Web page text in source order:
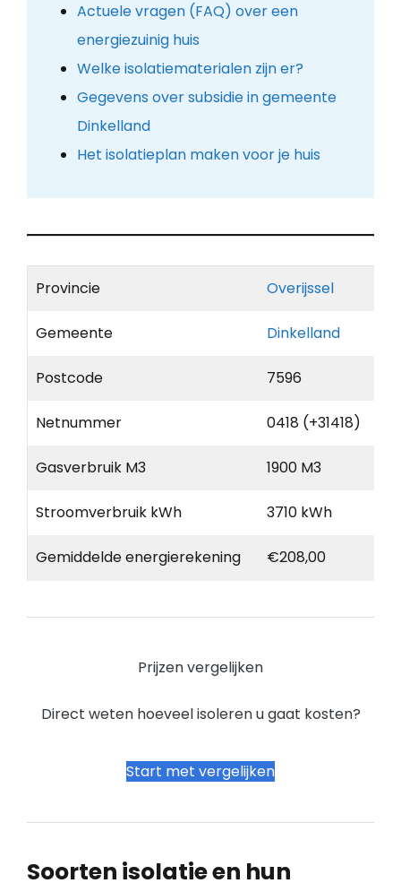
Actuele vragen (FAQ) over een
energiezuinig huis
Welke isolatiematerialen zijn er?
Gegevens over subsidie in gemeente
Dinkelland
Het isolatieplan maken voor je huis
Provincie Overijssel
Gemeente Dinkelland
Postcode 7596
Netnummer 0418 (+31418)
Gasverbruik M3 1900 M3
Stroomverbruik kWh 3710 kWh
Gemiddelde energierekening €208,00
Prijzen vergelijken
Direct weten hoeveel isoleren u gaat kosten?
Start met vergelijken
Soorten isolatie en hun